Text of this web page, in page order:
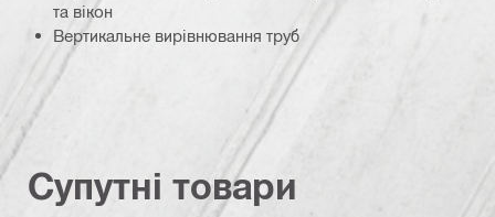
та вікон
Вертикальне вирівнювання труб
Супутні товари